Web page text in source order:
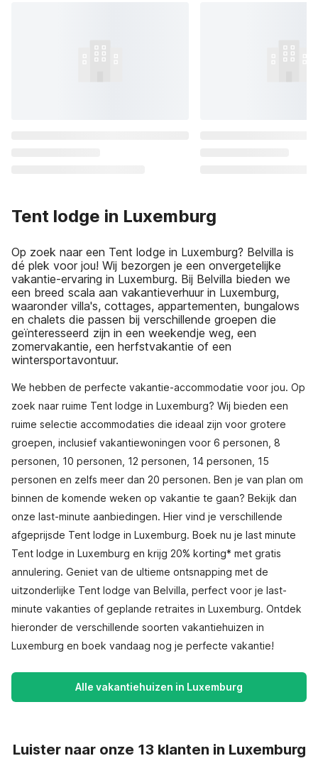
Tent lodge in Luxemburg
Op zoek naar een Tent lodge in Luxemburg? Belvilla is
dé plek voor jou! Wij bezorgen je een onvergetelijke
vakantie-ervaring in Luxemburg. Bij Belvilla bieden we
een breed scala aan vakantieverhuur in Luxemburg,
waaronder villa's, cottages, appartementen, bungalows
en chalets die passen bij verschillende groepen die
geïnteresseerd zijn in een weekendje weg, een
zomervakantie, een herfstvakantie of een
wintersportavontuur.
We hebben de perfecte vakantie-accommodatie voor jou. Op
zoek naar ruime Tent lodge in Luxemburg? Wij bieden een
ruime selectie accommodaties die ideaal zijn voor grotere
groepen, inclusief vakantiewoningen voor 6 personen, 8
personen, 10 personen, 12 personen, 14 personen, 15
personen en zelfs meer dan 20 personen. Ben je van plan om
binnen de komende weken op vakantie te gaan? Bekijk dan
onze last-minute aanbiedingen. Hier vind je verschillende
afgeprijsde Tent lodge in Luxemburg. Boek nu je last minute
Tent lodge in Luxemburg en krijg 20% korting* met gratis
annulering. Geniet van de ultieme ontsnapping met de
uitzonderlijke Tent lodge van Belvilla, perfect voor je last-
minute vakanties of geplande retraites in Luxemburg. Ontdek
hieronder de verschillende soorten vakantiehuizen in
Luxemburg en boek vandaag nog je perfecte vakantie!
Alle vakantiehuizen in Luxemburg
Luister naar onze 13 klanten in Luxemburg